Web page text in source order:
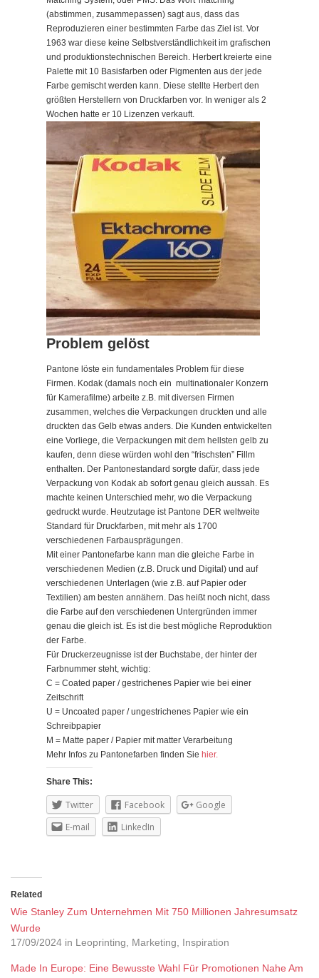
(abstimmen, zusammepassen) sagt aus, dass das
Reproduzieren einer bestimmten Farbe das Ziel ist. Vor
1963 war diese keine Selbstverständlichkeit im grafischen
und produktionstechnischen Bereich. Herbert kreierte eine
Palette mit 10 Basisfarben oder Pigmenten aus der jede
Farbe gemischt werden kann. Diese stellte Herbert den
größten Herstellern von Druckfarben vor. In weniger als 2
Wochen hatte er 10 Lizenzen verkauft.
Problem gelöst
Pantone löste ein fundamentales Problem für diese
Firmen. Kodak (damals noch ein multinationaler Konzern
für Kamerafilme) arbeite z.B. mit diversen Firmen
zusammen, welches die Verpackungen druckten und alle
druckten das Gelb etwas anders. Die Kunden entwickelten
eine Vorliege, die Verpackungen mit dem hellsten gelb zu
kaufen, denn diese würden wohl den “frischsten” Fillm
enthalten. Der Pantonestandard sorgte dafür, dass jede
Verpackung von Kodak ab sofort genau gleich aussah. Es
machte keinen Unterschied mehr, wo die Verpackung
gedruckt wurde. Heutzutage ist Pantone DER weltweite
Standard für Druckfarben, mit mehr als 1700
verschiedenen Farbausprägungen.
Mit einer Pantonefarbe kann man die gleiche Farbe in
verschiedenen Medien (z.B. Druck und Digital) und auf
verschiedenen Unterlagen (wie z.B. auf Papier oder
Textilien) am besten annähern. Das heißt noch nicht, dass
die Farbe auf den verschiedenen Untergründen immer
genau die gleich ist. Es ist die best mögliche Reproduktion
der Farbe.
Für Druckerzeugnisse ist der Buchstabe, der hinter der
Farbnummer steht, wichtig:
C = Coated paper / gestrichenes Papier wie bei einer
Zeitschrift
U = Uncoated paper / ungestrichenes Papier wie ein
Schreibpapier
M = Matte paper / Papier mit matter Verarbeitung
Mehr Infos zu Pantonefarben finden Sie hier.
Share This:
Twitter Facebook
Google
E-mail
LinkedIn
Related
Wie Stanley Zum Unternehmen Mit 750 Millionen Jahresumsatz
Wurde
17/09/2024 in Leoprinting, Marketing, Inspiration
Made In Europe: Eine Bewusste Wahl Für Promotionen Nahe Am